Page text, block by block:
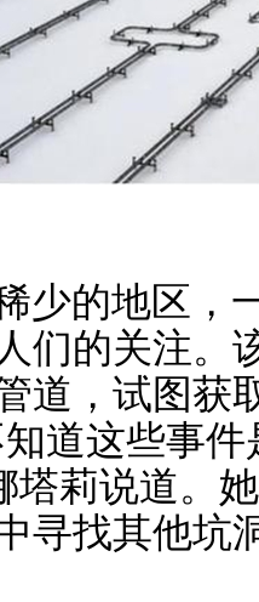
少的地区，
们的关注。
道，试图获
道这些事
塔莉说道。
寻找其他坑